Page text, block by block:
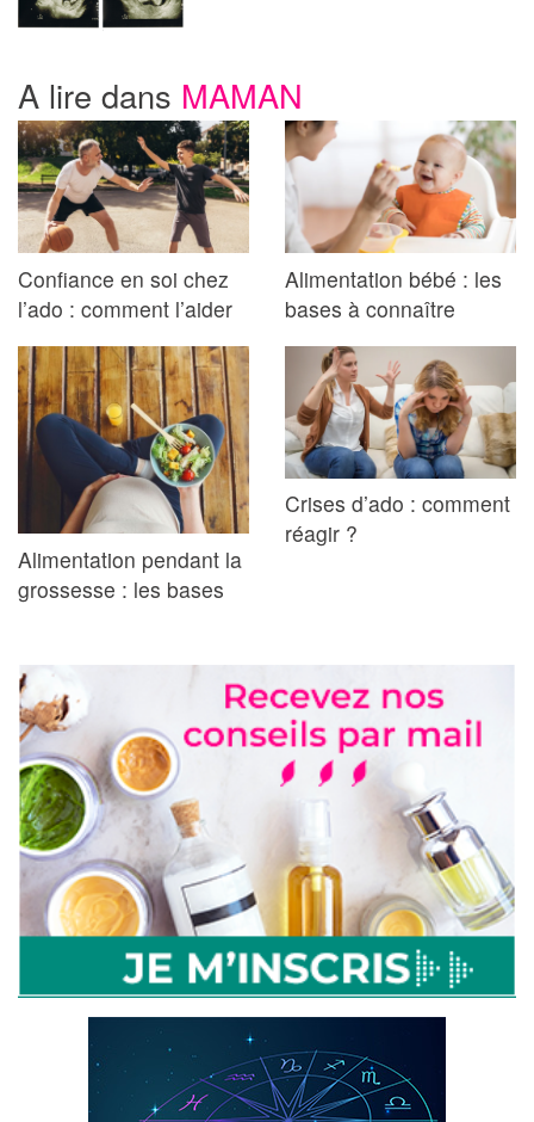
A lire dans MAMAN
Confiance en soi chez
l’ado : comment l’aider
Alimentation bébé : les
bases à connaître
Alimentation pendant la
grossesse : les bases
Crises d’ado : comment
réagir ?